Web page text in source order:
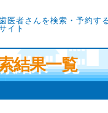
医者さんを検索・予約す
イト
結果一覧